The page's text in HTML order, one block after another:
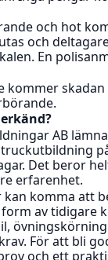
och hot
och
En
kommer
AB
Det beror
erfarenhet.
komma att
av tidigare
För att bli
och ett